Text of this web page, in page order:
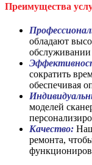
Преимущества
обладают
обслуживании
сократить
обеспечивая
моделей
Качество:
ремонта,